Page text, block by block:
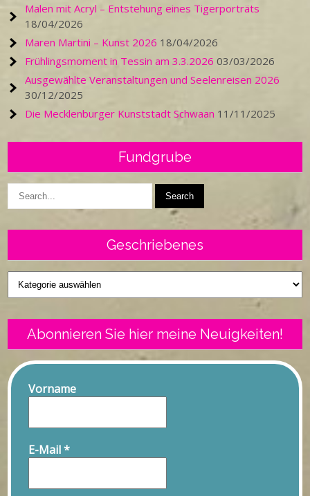
Malen mit Acryl – Entstehung eines Tigerporträts
18/04/2026
Maren Martini – Kunst 2026 18/04/2026
Frühlingsmoment in Tessin am 3.3.2026 03/03/2026
Ausgewählte Veranstaltungen und Seelenreisen 2026
30/12/2025
Die Mecklenburger Kunststadt Schwaan 11/11/2025
Fundgrube
Geschriebenes
Geschriebenes
Abonnieren Sie hier meine Neuigkeiten!
Vorname
E-Mail*